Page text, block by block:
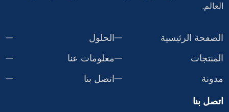
العالم.
الصفحة الرئيسية
الحلول
المنتجات
معلومات عنا
مدونة
اتصل بنا
اتصل بنا